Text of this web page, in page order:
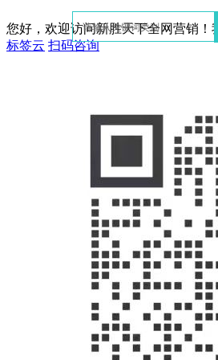
您好，欢迎访问新胜天下全网营销
标签云 扫码咨询